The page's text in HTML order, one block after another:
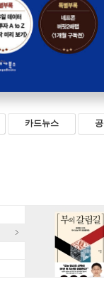
카드뉴스